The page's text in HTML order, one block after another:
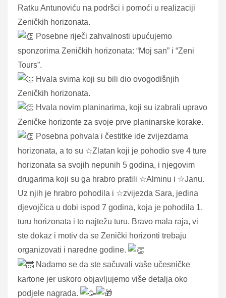
Ratku Antunoviću na podršci i pomoći u realizaciji
Zeničkih horizonata.
Posebne riječi zahvalnosti upućujemo
sponzorima Zeničkih horizonata: “Moj san” i “Zeni
Tours”.
Hvala svima koji su bili dio ovogodišnjih
Zeničkih horizonata.
Hvala novim planinarima, koji su izabrali upravo
Zeničke horizonte za svoje prve planinarske korake.
Posebna pohvala i čestitke ide zvijezdama
horizonata, a to su ☆Zlatan koji je pohodio sve 4 ture
horizonata sa svojih nepunih 5 godina, i njegovim
drugarima koji su ga hrabro pratili ☆Alminu i ☆Janu.
Uz njih je hrabro pohodila i ☆zvijezda Sara, jedina
djevojčica u dobi ispod 7 godina, koja je pohodila 1.
turu horizonata i to najtežu turu. Bravo mala raja, vi
ste dokaz i motiv da se Zenički horizonti trebaju
organizovati i naredne godine.
Nadamo se da ste sačuvali vaše učesničke
kartone jer uskoro objavljujemo više detalja oko
podjele nagrada.